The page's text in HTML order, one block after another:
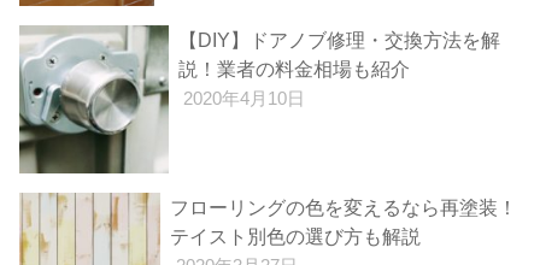
【DIY】ドアノブ修理・交換方法を解
説！業者の料金相場も紹介
2020年4月10日
フローリングの色を変えるなら再塗装！
テイスト別色の選び方も解説